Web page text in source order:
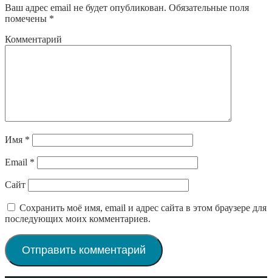
Ваш адрес email не будет опубликован. Обязательные поля
помечены *
Комментарий
Имя *
Email *
Сайт
Сохранить моё имя, email и адрес сайта в этом браузере для
последующих моих комментариев.